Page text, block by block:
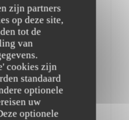
zijn partners
op deze site,
tot de
van
cookies zijn
standaard
optionele
uw
optionele
Loire
50.
36,00 EUR
Bouteille
Girault 2021